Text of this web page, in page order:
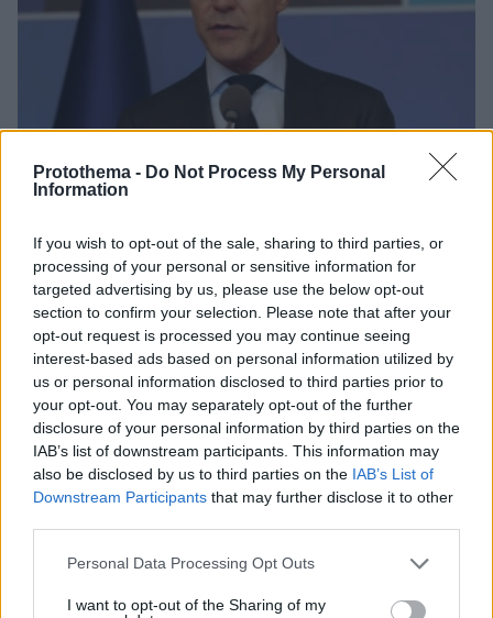
Protothema - Do Not Process My Personal
Information
If you wish to opt-out of the sale, sharing to third parties, or
processing of your personal or sensitive information for
targeted advertising by us, please use the below opt-out
section to confirm your selection. Please note that after your
opt-out request is processed you may continue seeing
interest-based ads based on personal information utilized by
us or personal information disclosed to third parties prior to
your opt-out. You may separately opt-out of the further
disclosure of your personal information by third parties on the
IAB’s list of downstream participants. This information may
also be disclosed by us to third parties on the IAB’s List of
Downstream Participants that may further disclose it to other
Please note that this website/app uses one or more Google
not limited to your visit or usage behaviour. You may click to
Personal Data Processing Opt Outs
I want to opt-out of the Sharing of my
Ρούτε: Τα αμερικανικά πλήγματα στο Ιράν ήταν «απολύτως
απαραίτητα»
08.07.2026, 09:09